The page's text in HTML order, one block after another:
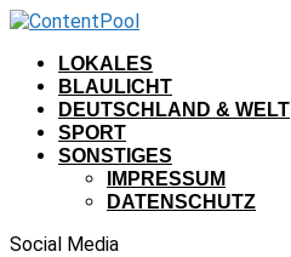
LOKALES
BLAULICHT
DEUTSCHLAND & WELT
SPORT
SONSTIGES
IMPRESSUM
DATENSCHUTZ
Social Media